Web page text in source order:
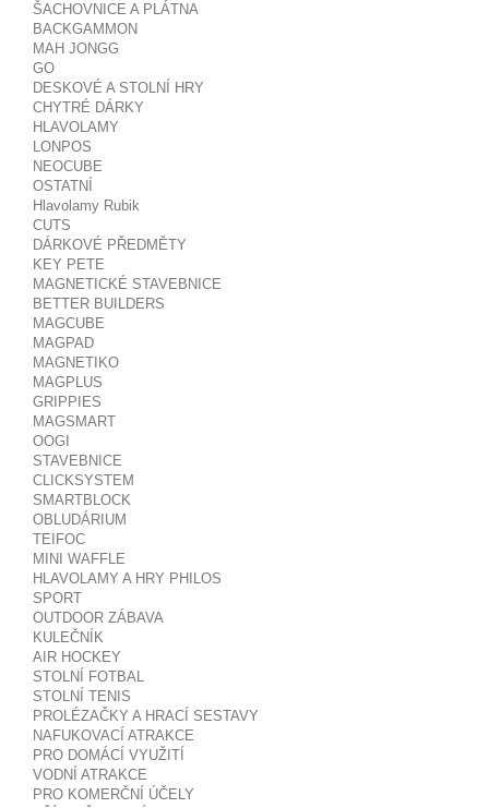
ŠACHOVNICE A PLÁTNA
BACKGAMMON
MAH JONGG
GO
DESKOVÉ A STOLNÍ HRY
CHYTRÉ DÁRKY
HLAVOLAMY
LONPOS
NEOCUBE
OSTATNÍ
Hlavolamy Rubik
CUTS
DÁRKOVÉ PŘEDMĚTY
KEY PETE
MAGNETICKÉ STAVEBNICE
BETTER BUILDERS
MAGCUBE
MAGPAD
MAGNETIKO
MAGPLUS
GRIPPIES
MAGSMART
OOGI
STAVEBNICE
CLICKSYSTEM
SMARTBLOCK
OBLUDÁRIUM
TEIFOC
MINI WAFFLE
HLAVOLAMY A HRY PHILOS
SPORT
OUTDOOR ZÁBAVA
KULEČNÍK
AIR HOCKEY
STOLNÍ FOTBAL
STOLNÍ TENIS
PROLÉZAČKY A HRACÍ SESTAVY
NAFUKOVACÍ ATRAKCE
PRO DOMÁCÍ VYUŽITÍ
VODNÍ ATRAKCE
PRO KOMERČNÍ ÚČELY